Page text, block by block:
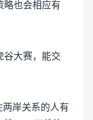
略也会相应有
谷大赛，能交
岸关系的人有